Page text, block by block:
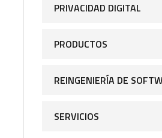
PRIVACIDAD DIGITAL
PRODUCTOS
REINGENIERÍA DE
SERVICIOS